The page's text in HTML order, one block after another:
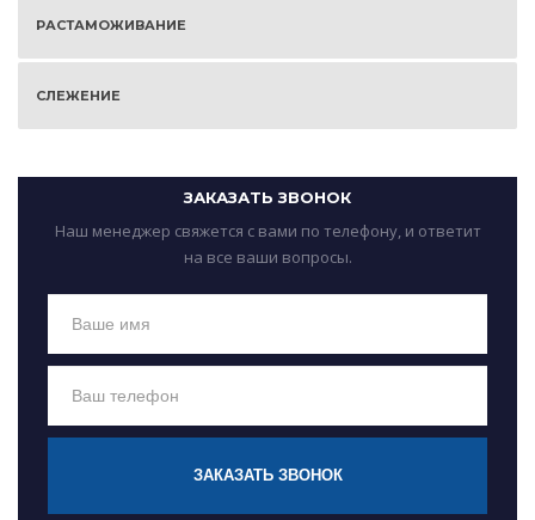
РАСТАМОЖИВАНИЕ
СЛЕЖЕНИЕ
ЗАКАЗАТЬ ЗВОНОК
Наш менеджер свяжется с вами по телефону, и ответит
на все ваши вопросы.
ЗАКАЗАТЬ ЗВОНОК